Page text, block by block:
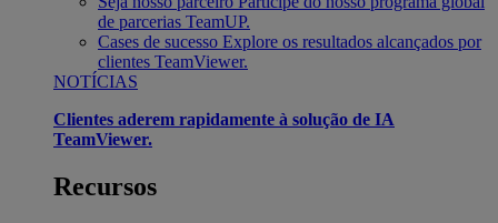
de parcerias TeamUP.
Cases de sucesso Explore os resultados alcançados por
clientes TeamViewer.
NOTÍCIAS
Clientes aderem rapidamente à solução de IA
TeamViewer.
Recursos